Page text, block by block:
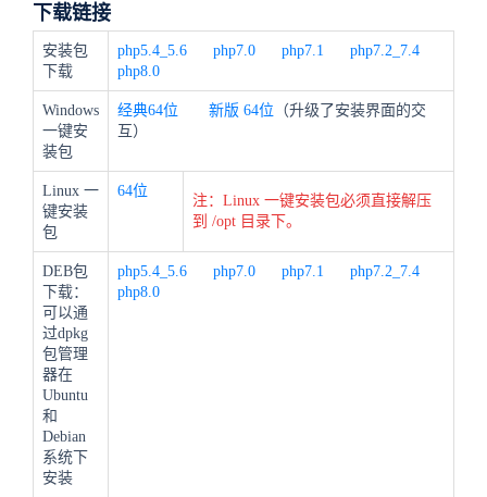
下载链接
安装包
下载
php5.4_5.6 php7.0 php7.1
php7.2_7.4
php8.0
Windows
一键安
装包
经典64位 新版 64位 （升级了安装界面的交
互）
Linux 一
键安装
包
64位
注：Linux 一键安装包必须直接解压
到 /opt 目录下。
DEB包
下载：
可以通
过dpkg
包管理
器在
Ubuntu
和
Debian
系统下
安装
php5.4_5.6 php7.0 php7.1
php7.2_7.4
php8.0